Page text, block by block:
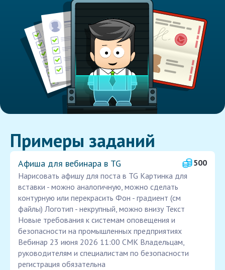
Примеры заданий
Афиша для вебинара в TG
500
Нарисовать афишу для поста в TG Картинка для
вставки - можно аналогичную, можно сделать
контурную или перекрасить Фон - градиент (см
файлы) Логотип - некрупный, можно внизу Текст
Новые требования к системам оповещения и
безопасности на промышленных предприятиях
Вебинар 23 июня 2026 11:00 СМК Владельцам,
руководителям и специалистам по безопасности
регистрация обязательна